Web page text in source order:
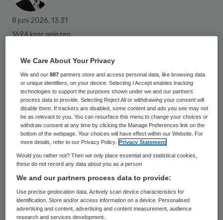
8 juni 2026, 13:31
1694 keer gelezen
Een nieuwe groep wil dat vrouwen een
schadevergoeding krijgen van het
laboratorium Clinical Diagnostics. Hackers
hadden daar vorig jaar ingebroken, waarna
ze de medische gegevens buitmaakten van
honderdduizenden vrouwen die hadden
meegedaan aan het bevolkingsonderzoek
naar baarmoederhalskanker. Daarom start
het Women’s Rights Collective een
massaclaim, waarvoor vrouwen zich nu
kunnen aanmelden.
We Care About Your Privacy
We and our887 partners store and access personal data, like browsing data
or unique identifiers, on your device. Selecting I Accept enables tracking
technologies to support the purposes shown under we and our partners
process data to provide. Selecting Reject All or withdrawing your consent will
disable them. If trackers are disabled, some content and ads you see may not
be as relevant to you. You can resurface this menu to change your choices or
withdraw consent at any time by clicking the Manage Preferences link on the
bottom of the webpage. Your choices will have effect within our Website. For
more details, refer to our Privacy Policy.
Privacy Statement
Would you rather not? Then we only place essential and statistical cookies,
these do not record any data about you as a person
We and our partners process data to provide:
Use precise geolocation data. Actively scan device characteristics for
identification. Store and/or access information on a device. Personalised
advertising and content, advertising and content measurement, audience
research and services development.